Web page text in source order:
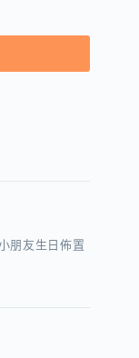
朋友生日佈置